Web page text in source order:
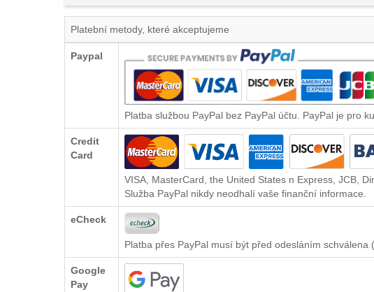
Platební metody, které akceptujeme
Paypal
Platba službou PayPal bez PayPal účtu. PayPal je pro
Credit
Card
VISA, MasterCard, the United States n Express, JCB,
Služba PayPal nikdy neodhalí vaše finanční informace.
eCheck
Platba přes PayPal musí být před odesláním
Google
Pay